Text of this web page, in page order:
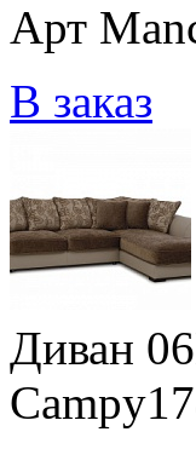
Арт
В заказ
Диван